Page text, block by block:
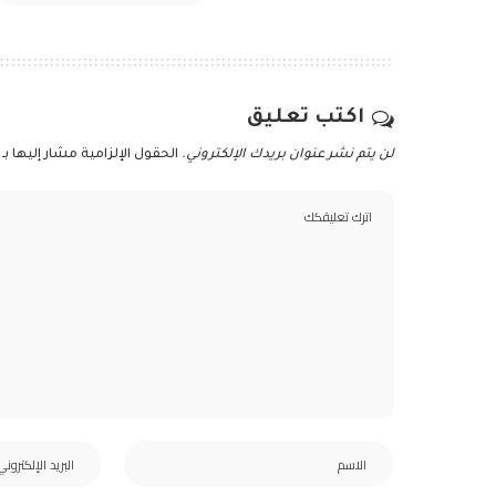
اكتب تعليق
لن يتم نشر عنوان بريدك الإلكتروني. الحقول الإلزامية مشار إليها بـ